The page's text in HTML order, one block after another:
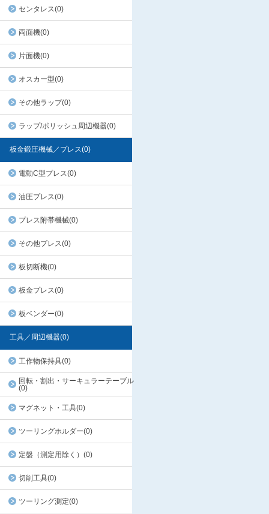
センタレス(0)
両面機(0)
片面機(0)
オスカー型(0)
その他ラップ(0)
ラップ/ポリッシュ周辺機器(0)
板金鍛圧機械／プレス(0)
電動C型プレス(0)
油圧プレス(0)
プレス附帯機械(0)
その他プレス(0)
板切断機(0)
板金プレス(0)
板ベンダー(0)
工具／周辺機器(0)
工作物保持具(0)
回転・割出・サーキュラーテーブル
(0)
マグネット・工具(0)
ツーリングホルダー(0)
定盤（測定用除く）(0)
切削工具(0)
ツーリング測定(0)